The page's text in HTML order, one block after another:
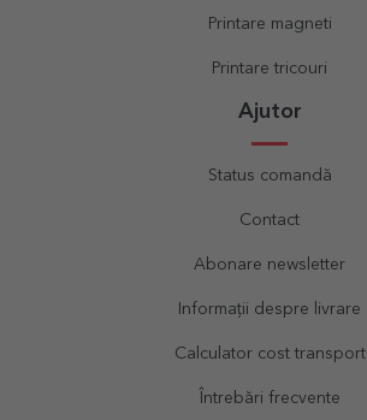
Printare magneti
Printare tricouri
Ajutor
Status comandă
Contact
Abonare newsletter
Informații despre livrare
Calculator cost transport
Întrebări frecvente